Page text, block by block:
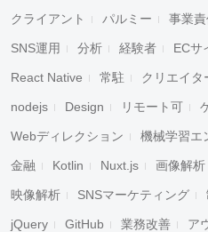
クライアント パルミー 事業
SNS運用 分析 経験者 ECサ
React Native 常駐 クリエイタ
nodejs Design リモート可
Webディレクション 機械学習エ
金融 Kotlin Nuxt.js 画像解析
映像解析 SNSマーケティング
jQuery GitHub 業務改善 ア